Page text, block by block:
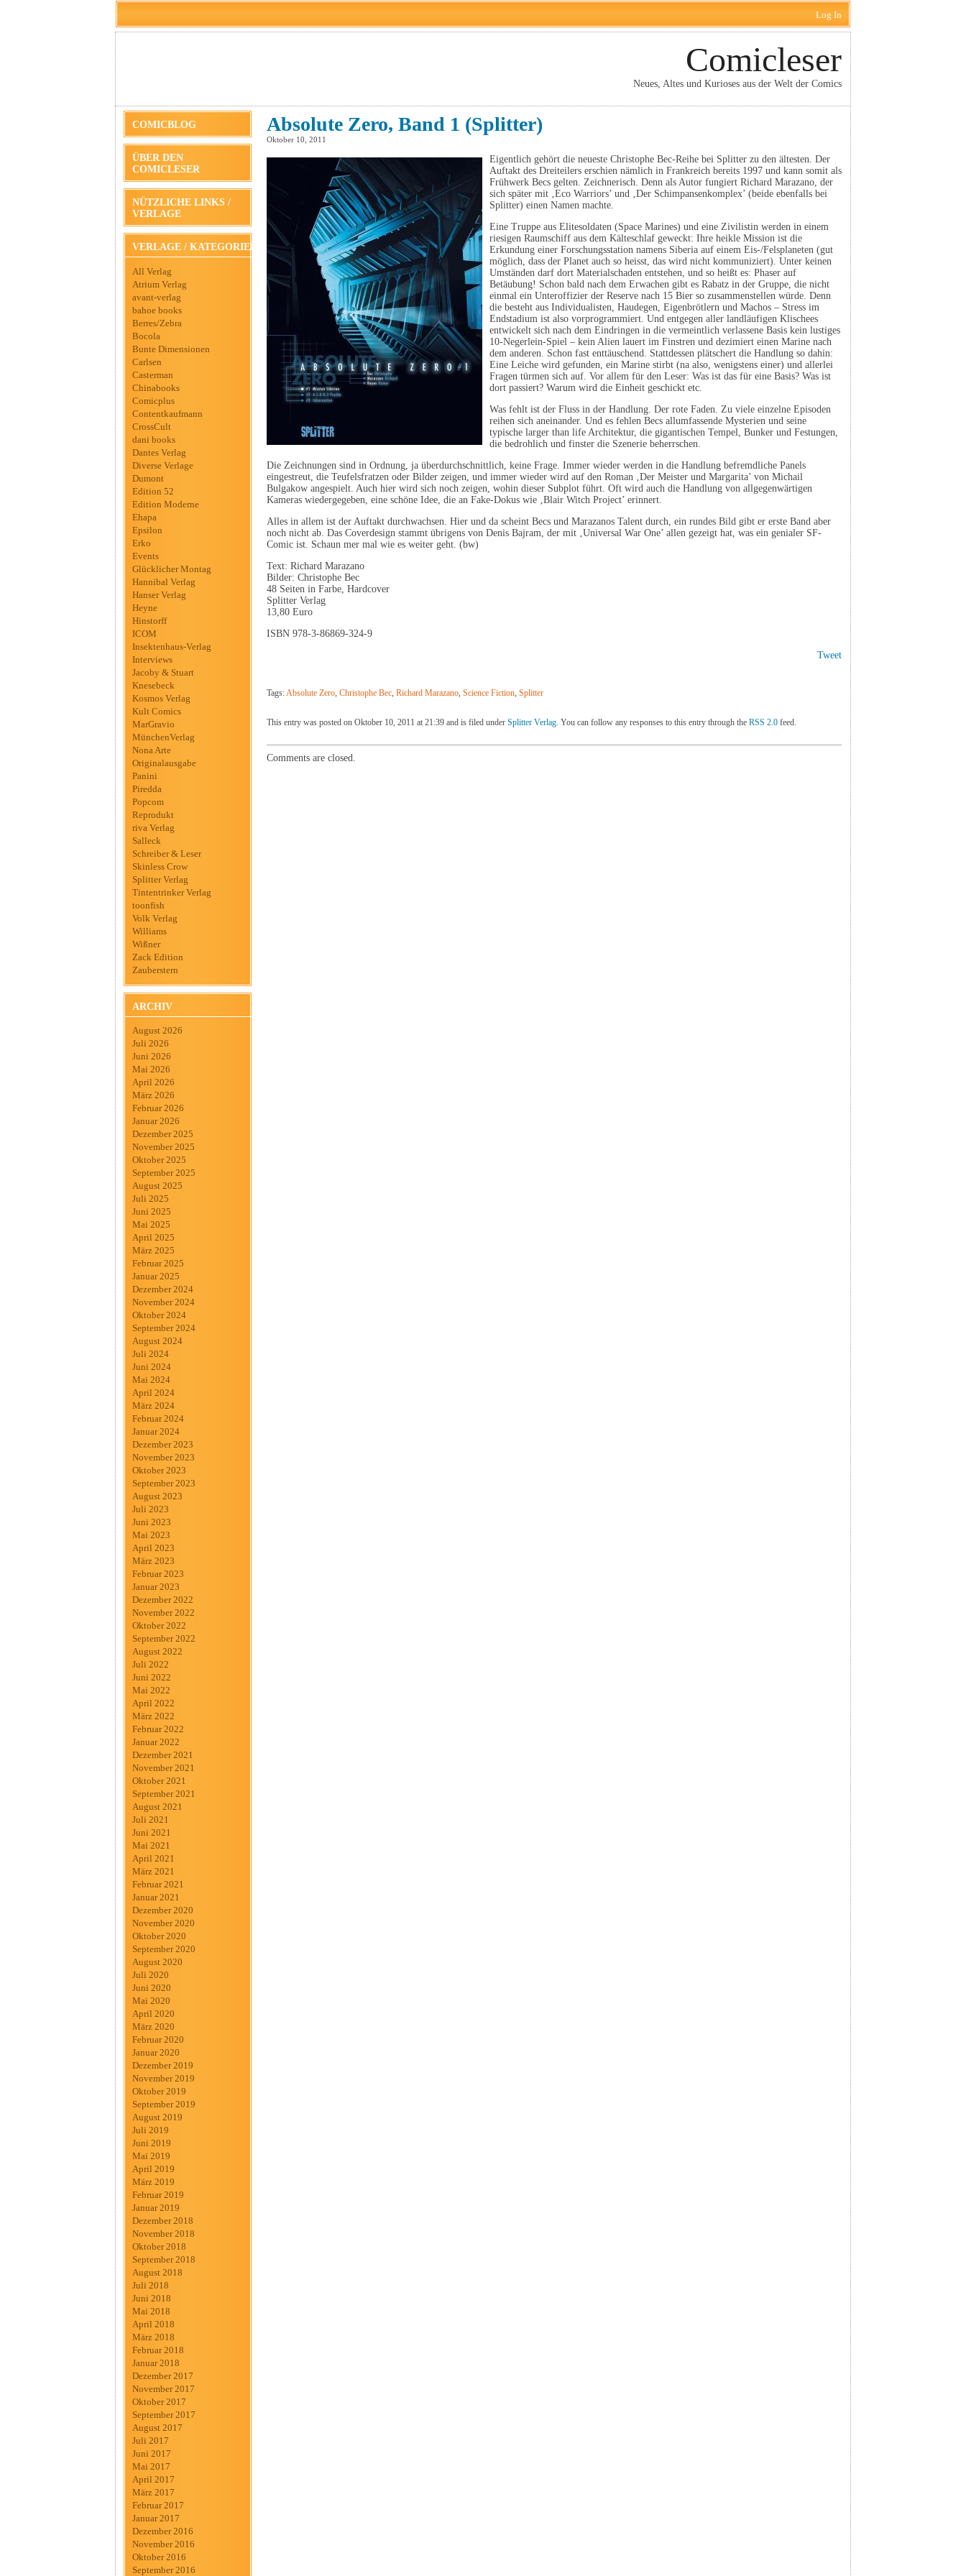
Log In
Comicleser
Neues, Altes und Kurioses aus der Welt der Comics
COMICBLOG
ÜBER DEN
COMICLESER
NÜTZLICHE LINKS /
VERLAGE
VERLAGE / KATEGORIEN
All Verlag
Atrium Verlag
avant-verlag
bahoe books
Berres/Zebra
Bocola
Bunte Dimensionen
Carlsen
Casterman
Chinabooks
Comicplus
Contentkaufmann
CrossCult
dani books
Dantes Verlag
Diverse Verlage
Dumont
Edition 52
Edition Moderne
Ehapa
Epsilon
Erko
Events
Glücklicher Montag
Hannibal Verlag
Hanser Verlag
Heyne
Hinstorff
ICOM
Insektenhaus-Verlag
Interviews
Jacoby & Stuart
Knesebeck
Kosmos Verlag
Kult Comics
MarGravio
MünchenVerlag
Nona Arte
Originalausgabe
Panini
Piredda
Popcom
Reprodukt
riva Verlag
Salleck
Schreiber & Leser
Skinless Crow
Splitter Verlag
Tintentrinker Verlag
toonfish
Volk Verlag
Williams
Wißner
Zack Edition
Zauberstern
ARCHIV
August 2026
Juli 2026
Juni 2026
Mai 2026
April 2026
März 2026
Februar 2026
Januar 2026
Dezember 2025
November 2025
Oktober 2025
September 2025
August 2025
Juli 2025
Juni 2025
Mai 2025
April 2025
März 2025
Februar 2025
Januar 2025
Dezember 2024
November 2024
Oktober 2024
September 2024
August 2024
Juli 2024
Juni 2024
Mai 2024
April 2024
März 2024
Februar 2024
Januar 2024
Dezember 2023
November 2023
Oktober 2023
September 2023
August 2023
Juli 2023
Juni 2023
Mai 2023
April 2023
März 2023
Februar 2023
Januar 2023
Dezember 2022
November 2022
Oktober 2022
September 2022
August 2022
Juli 2022
Juni 2022
Mai 2022
April 2022
März 2022
Februar 2022
Januar 2022
Dezember 2021
November 2021
Oktober 2021
September 2021
August 2021
Juli 2021
Juni 2021
Mai 2021
April 2021
März 2021
Februar 2021
Januar 2021
Dezember 2020
November 2020
Oktober 2020
September 2020
August 2020
Juli 2020
Juni 2020
Mai 2020
April 2020
März 2020
Februar 2020
Januar 2020
Dezember 2019
November 2019
Oktober 2019
September 2019
August 2019
Juli 2019
Juni 2019
Mai 2019
April 2019
März 2019
Februar 2019
Januar 2019
Dezember 2018
November 2018
Oktober 2018
September 2018
August 2018
Juli 2018
Juni 2018
Mai 2018
April 2018
März 2018
Februar 2018
Januar 2018
Dezember 2017
November 2017
Oktober 2017
September 2017
August 2017
Juli 2017
Juni 2017
Mai 2017
April 2017
März 2017
Februar 2017
Januar 2017
Dezember 2016
November 2016
Oktober 2016
September 2016
Absolute Zero, Band 1 (Splitter)
Oktober 10, 2011
Eigentlich gehört die neueste Christophe Bec-Reihe bei Splitter zu den ältesten. Der
Auftakt des Dreiteilers erschien nämlich in Frankreich bereits 1997 und kann somit als
Frühwerk Becs gelten. Zeichnerisch. Denn als Autor fungiert Richard Marazano, der
sich später mit ‚Eco Warriors’ und ‚Der Schimpansenkomplex’ (beide ebenfalls bei
Splitter) einen Namen machte.
Eine Truppe aus Elitesoldaten (Space Marines) und eine Zivilistin werden in einem
riesigen Raumschiff aus dem Kälteschlaf geweckt: Ihre heikle Mission ist die
Erkundung einer Forschungsstation namens Siberia auf einem Eis-/Felsplaneten (gut
möglich, dass der Planet auch so heisst, das wird nicht kommuniziert). Unter keinen
Umständen darf dort Materialschaden entstehen, und so heißt es: Phaser auf
Betäubung! Schon bald nach dem Erwachen gibt es Rabatz in der Gruppe, die nicht
einmal ein Unteroffizier der Reserve nach 15 Bier so zusammenstellen würde. Denn
die besteht aus Individualisten, Haudegen, Eigenbrötlern und Machos – Stress im
Endstadium ist also vorprogrammiert. Und entgegen aller landläufigen Klischees
entwickelt sich nach dem Eindringen in die vermeintlich verlassene Basis kein lustiges
10-Negerlein-Spiel – kein Alien lauert im Finstren und dezimiert einen Marine nach
dem anderen. Schon fast enttäuschend. Stattdessen plätschert die Handlung so dahin:
Eine Leiche wird gefunden, ein Marine stirbt (na also, wenigstens einer) und allerlei
Fragen türmen sich auf. Vor allem für den Leser: Was ist das für eine Basis? Was ist
dort passiert? Warum wird die Einheit geschickt etc.
Was fehlt ist der Fluss in der Handlung. Der rote Faden. Zu viele einzelne Episoden
reihen sich aneinander. Und es fehlen Becs allumfassende Mysterien und seine
typische larger than life Architektur, die gigantischen Tempel, Bunker und Festungen,
die bedrohlich und finster die Szenerie beherrschen.
Die Zeichnungen sind in Ordnung, ja überdurchschnittlich, keine Frage. Immer wieder werden in die Handlung befremdliche Panels
eingestreut, die Teufelsfratzen oder Bilder zeigen, und immer wieder wird auf den Roman ‚Der Meister und Margarita’ von Michail
Bulgakow angespielt. Auch hier wird sich noch zeigen, wohin dieser Subplot führt. Oft wird auch die Handlung von allgegenwärtigen
Kameras wiedergegeben, eine schöne Idee, die an Fake-Dokus wie ‚Blair Witch Project’ erinnert.
Alles in allem ist der Auftakt durchwachsen. Hier und da scheint Becs und Marazanos Talent durch, ein rundes Bild gibt er erste Band aber
noch nicht ab. Das Coverdesign stammt übrigens von Denis Bajram, der mit ‚Universal War One’ allen gezeigt hat, was ein genialer SF-
Comic ist. Schaun mer mal wie es weiter geht. (bw)
Text: Richard Marazano
Bilder: Christophe Bec
48 Seiten in Farbe, Hardcover
Splitter Verlag
13,80 Euro
ISBN 978-3-86869-324-9
Tweet
Tags:Absolute Zero, Christophe Bec, Richard Marazano, Science Fiction, Splitter
This entry was posted on Oktober 10, 2011 at 21:39 and is filed under Splitter Verlag. You can follow any responses to this entry through the RSS 2.0 feed.
Comments are closed.